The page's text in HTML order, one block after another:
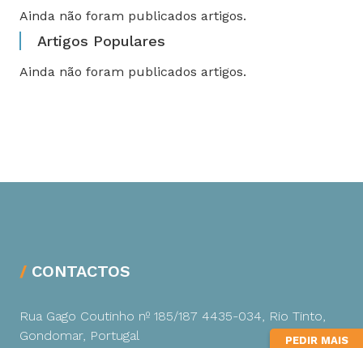
PEDIR MAIS
Ainda não foram publicados artigos.
Artigos Populares
Ainda não foram publicados artigos.
CONTACTOS
Rua Gago Coutinho nº 185/187 4435-034, Rio Tinto,
Gondomar, Portugal